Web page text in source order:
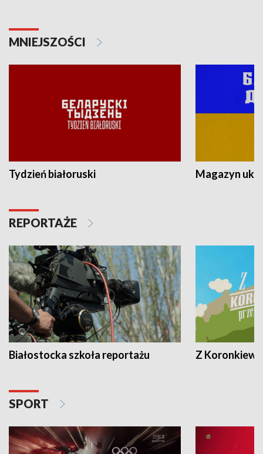
MNIEJSZOŚCI
Tydzień białoruski Magazyn
REPORTAŻE
Białostocka szkoła reportażu Z
SPORT